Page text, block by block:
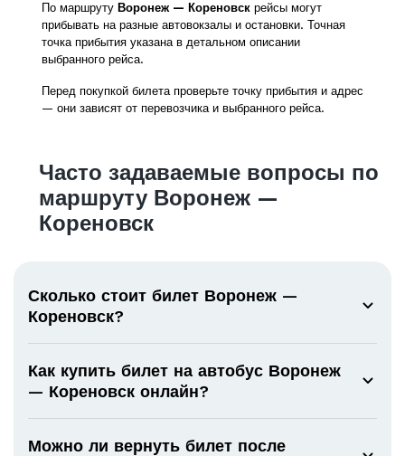
По маршруту Воронеж — Кореновск рейсы могут
прибывать на разные автовокзалы и остановки. Точная
точка прибытия указана в детальном описании
выбранного рейса.
Перед покупкой билета проверьте точку прибытия и адрес
— они зависят от перевозчика и выбранного рейса.
Часто задаваемые вопросы по
маршруту Воронеж —
Кореновск
Сколько стоит билет Воронеж —
Кореновск?
Как купить билет на автобус Воронеж
— Кореновск онлайн?
Можно ли вернуть билет после